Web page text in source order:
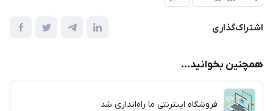
اشتراک‌گذاری
همچنین بخوانید...
فروشگاه اینترنتی ما راه‌اندازی شد